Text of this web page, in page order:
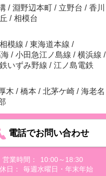
/ 淵野辺本町 / 立野台 / 香川
/ 相模台
相模線 / 東海道本線 /
/ 小田急江ノ島線 / 横浜線 /
いずみ野線 / 江ノ島電鉄
木 / 橋本 / 北茅ケ崎 / 海老名
電話でお問い合わせ
営業時間：
10:00～18:30
日：
毎週水曜日・年末年始